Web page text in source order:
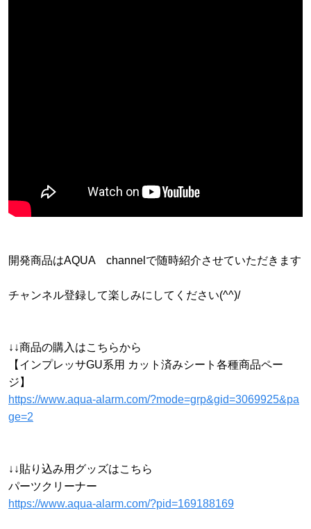
開発商品はAQUA channelで随時紹介させていただきます
チャンネル登録して楽しみにしてください(^^)/
↓↓商品の購入はこちらから
【インプレッサGU系用 カット済みシート各種商品ペー
ジ】
https://www.aqua-alarm.com/?mode=grp&gid=3069925&pa
ge=2
↓↓貼り込み用グッズはこちら
パーツクリーナー
https://www.aqua-alarm.com/?pid=169188169